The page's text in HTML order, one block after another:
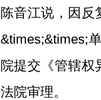
陈音江说，因
&times;&times;
院提交《管辖
法院审理。